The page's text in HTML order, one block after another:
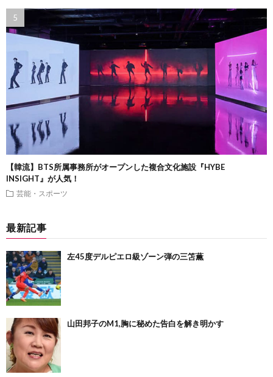
【韓流】BTS所属事務所がオープンした複合文化施設『HYBE
INSIGHT』が人気！
芸能・スポーツ
最新記事
左45度デルピエロ級ゾーン弾の三笘薫
山田邦子のM1,胸に秘めた告白を解き明かす